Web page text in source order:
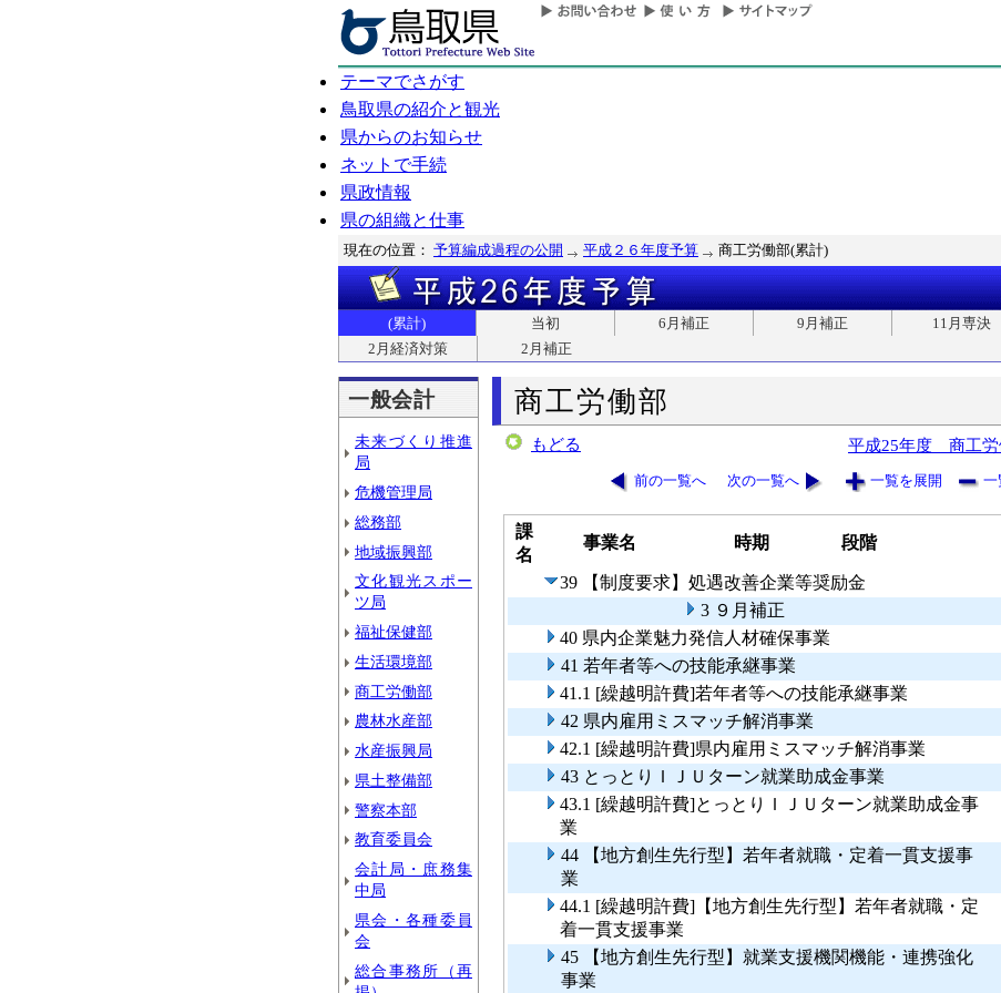
テーマでさがす
鳥取県の紹介と観光
県からのお知らせ
ネットで手続
県政情報
県の組織と仕事
現在の位置： 予算編成過程の公開 平成２６年度予算 商工労働部(累計)
(累計) 当初 6月補正 9月補正 11月専決
2月経済対策
2月補正
一般会計
未来づくり推進
局
危機管理局
総務部
地域振興部
文化観光スポー
ツ局
福祉保健部
生活環境部
商工労働部
農林水産部
水産振興局
県土整備部
警察本部
教育委員会
会計局・庶務集
中局
県会・各種委員
会
総合事務所（再
商工労働部
もどる 平成25年度 商工労
前の一覧へ 次の一覧へ 一覧を展開 一
課
名
事業名 時期 段階
39 【制度要求】処遇改善企業等奨励金
3 ９月補正
40 県内企業魅力発信人材確保事業
41 若年者等への技能承継事業
41.1 [繰越明許費]若年者等への技能承継事業
42 県内雇用ミスマッチ解消事業
42.1 [繰越明許費]県内雇用ミスマッチ解消事業
43 とっとりＩＪＵターン就業助成金事業
43.1 [繰越明許費]とっとりＩＪＵターン就業助成金事
業
44 【地方創生先行型】若年者就職・定着一貫支援事
業
44.1 [繰越明許費]【地方創生先行型】若年者就職・定
着一貫支援事業
45 【地方創生先行型】就業支援機関機能・連携強化
事業